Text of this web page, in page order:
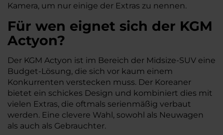
Kamera, um nur einige der Extras zu nennen.
Für wen eignet sich der KGM
Actyon?
Der KGM Actyon ist im Bereich der Midsize-SUV eine
Budget-Lösung, die sich vor kaum einem
Konkurrenten verstecken muss. Der Koreaner
bietet ein schickes Design und kombiniert dies mit
vielen Extras, die oftmals serienmäßig verbaut
werden. Eine clevere Wahl, sowohl als Neuwagen
als auch als Gebrauchter.